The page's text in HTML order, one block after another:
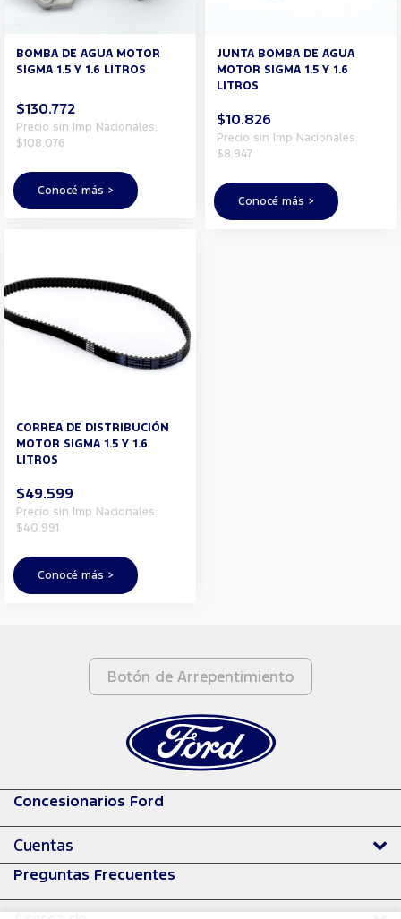
BOMBA DE AGUA MOTOR
SIGMA 1.5 Y 1.6 LITROS
$130.772
Precio sin Imp Nacionales:
$108.076
Conocé más >
JUNTA BOMBA DE AGUA
MOTOR SIGMA 1.5 Y 1.6
LITROS
$10.826
Precio sin Imp Nacionales:
$8.947
Conocé más >
CORREA DE DISTRIBUCIÓN
MOTOR SIGMA 1.5 Y 1.6
LITROS
$49.599
Precio sin Imp Nacionales:
$40.991
Conocé más >
Botón de Arrepentimiento
Concesionarios Ford
Cuentas
Preguntas Frecuentes